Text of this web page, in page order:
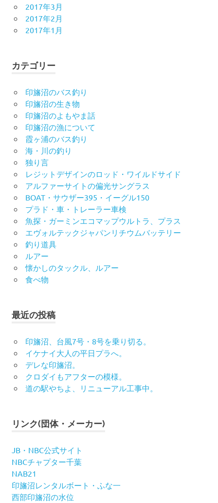
2017年3月
2017年2月
2017年1月
カテゴリー
印旛沼のバス釣り
印旛沼の生き物
印旛沼のよもやま話
印旛沼の漁について
霞ヶ浦のバス釣り
海・川の釣り
独り言
レジットデザインのロッド・ワイルドサイド
アルファーサイトの偏光サングラス
BOAT・サウザー395・イーグル150
プラド・車・トレーラー車検
魚探・ガーミンエコマップウルトラ、プラス
エヴォルテックジャパンリチウムバッテリー
釣り道具
ルアー
懐かしのタックル、ルアー
食べ物
最近の投稿
印旛沼、台風7号・8号を乗り切る。
イケナイ大人の平日プラへ。
デレな印旛沼。
クロダイもアフターの模様。
道の駅やちよ、リニューアル工事中。
リンク(団体・メーカー)
JB・NBC公式サイト
NBCチャプター千葉
NAB21
印旛沼レンタルボート・ふな一
西部印旛沼の水位